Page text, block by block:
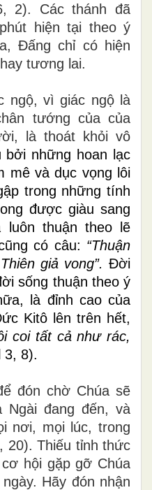
2). Các thánh đã
hiện tại theo ý
Đấng chỉ có hiện
tương lai.
ngộ, vì giác ngộ là
tướng của của
là thoát khỏi vô
bởi những hoan lạc
mê và dục vọng lôi
trong những tính
được giàu sang
luôn thuận theo lẽ
có câu: “Thuận
giả vong”. Đời
sống thuận theo ý
là đỉnh cao của
Kitô lên trên hết,
coi tất cả như rác,
8).
đón chờ Chúa sẽ
Ngài đang đến, và
nơi, mọi lúc, trong
20).Thiếu tỉnh thức
hội gặp gỡ Chúa
Hãy đón nhận